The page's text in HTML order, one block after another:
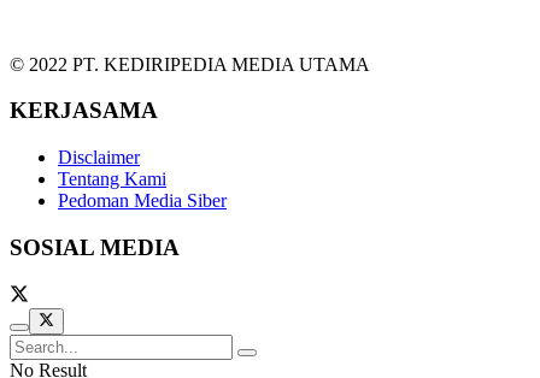
© 2022 PT. KEDIRIPEDIA MEDIA UTAMA
KERJASAMA
Disclaimer
Tentang Kami
Pedoman Media Siber
SOSIAL MEDIA
No Result